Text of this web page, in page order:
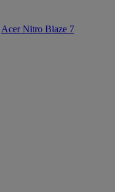
Acer Nitro Blaze 7